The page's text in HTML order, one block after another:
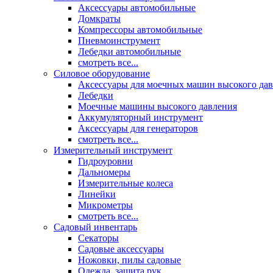
Аксессуары автомобильные
Домкраты
Компрессоры автомобильные
Пневмоинструмент
Лебедки автомобильные
смотреть все...
Силовое оборудование
Аксессуары для моечных машин высокого
Лебедки
Моечные машины высокого давления
Аккумуляторный инструмент
Аксессуары для генераторов
смотреть все...
Измерительный инструмент
Гидроуровни
Дальномеры
Измерительные колеса
Линейки
Микрометры
смотреть все...
Садовый инвентарь
Секаторы
Садовые аксессуары
Ножовки, пилы садовые
Одежда, защита рук